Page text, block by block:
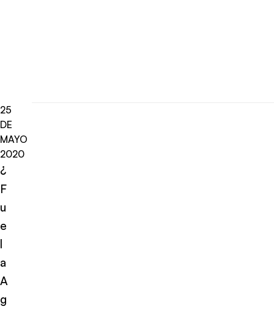
25
DE
MAYO
2020
¿
F
u
e
l
a
A
g